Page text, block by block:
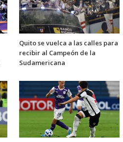
Quito se vuelca a las calles para
recibir al Campeón de la
Sudamericana